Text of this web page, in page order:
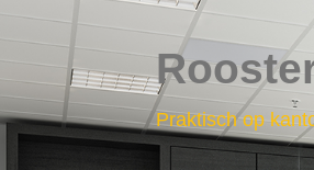
Praktisch op